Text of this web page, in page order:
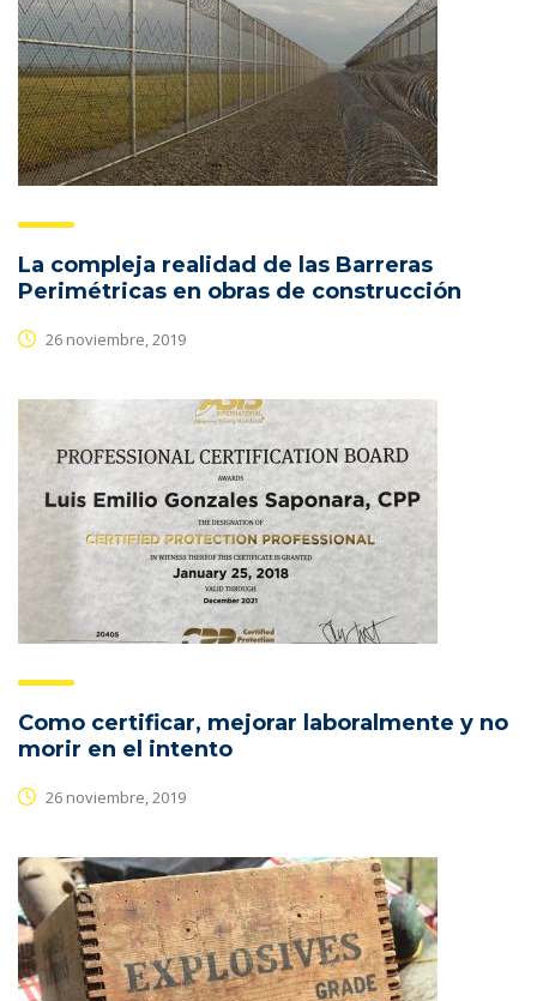
La compleja realidad de las Barreras
Perimétricas en obras de construcción
26 noviembre, 2019
Como certificar, mejorar laboralmente y no
morir en el intento
26 noviembre, 2019